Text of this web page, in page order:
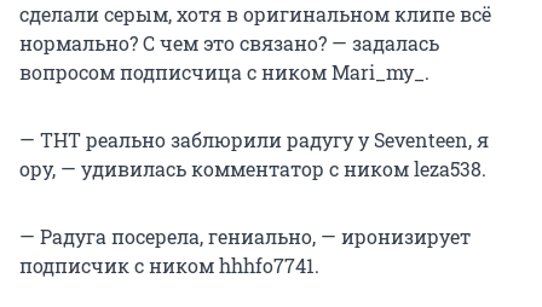
сделали серым, хотя в оригинальном клипе всё
нормально? С чем это связано? — задалась
вопросом подписчица с ником Mari_my_.
— ТНТ реально заблюрили радугу у Seventeen, я
ору, — удивилась комментатор с ником leza538.
— Радуга посерела, гениально, — иронизирует
подписчик с ником hhhfo7741.